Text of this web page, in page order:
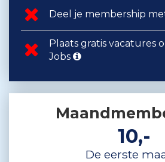
Deel je membership
Plaats gratis vacatures
Jobs
10,-
De eerste